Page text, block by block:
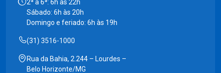
2ª a 6ª: 6h às 22h
Sábado: 6h às 20h
Domingo e feriado: 6h às 19h
(31) 3516-1000
Rua da Bahia, 2.244 – Lourdes –
Belo Horizonte/MG